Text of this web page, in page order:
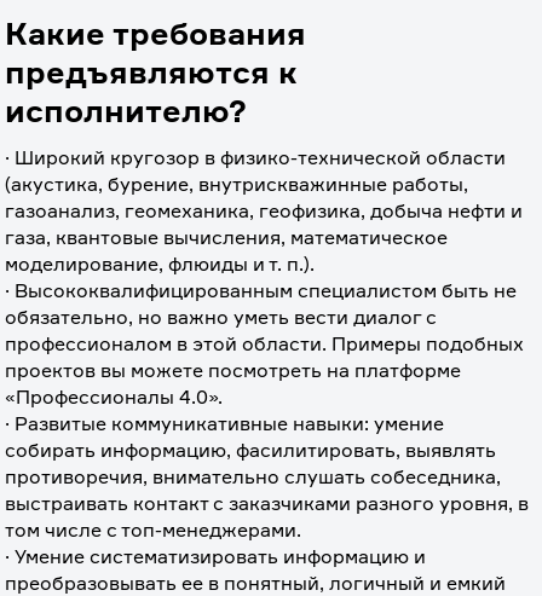
Какие требования
предъявляются к
исполнителю?
· Широкий кругозор в физико-технической области
(акустика, бурение, внутрискважинные работы,
газоанализ, геомеханика, геофизика, добыча нефти и
газа, квантовые вычисления, математическое
моделирование, флюиды и т. п.).
· Высококвалифицированным специалистом быть не
обязательно, но важно уметь вести диалог с
профессионалом в этой области. Примеры подобных
проектов вы можете посмотреть на платформе
«Профессионалы 4.0».
· Развитые коммуникативные навыки: умение
собирать информацию, фасилитировать, выявлять
противоречия, внимательно слушать собеседника,
выстраивать контакт с заказчиками разного уровня, в
том числе с топ-менеджерами.
· Умение систематизировать информацию и
преобразовывать ее в понятный, логичный и емкий